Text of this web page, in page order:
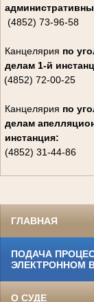
(4852) 73-96-58
Канцелярия по
делам 1-й
(4852) 72-00-25
Канцелярия по
делам
инстанция:
(4852) 31-44-86
ГЛАВНАЯ
ПОДАЧА
ЭЛЕКТРОННОМ
О СУДЕ